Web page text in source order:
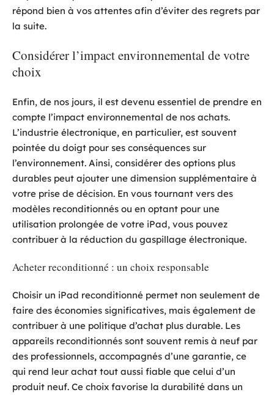
répond bien à vos attentes afin d’éviter des regrets par
la suite.
Considérer l’impact environnemental de votre
choix
Enfin, de nos jours, il est devenu essentiel de prendre en
compte l’impact environnemental de nos achats.
L’industrie électronique, en particulier, est souvent
pointée du doigt pour ses conséquences sur
l’environnement. Ainsi, considérer des options plus
durables peut ajouter une dimension supplémentaire à
votre prise de décision. En vous tournant vers des
modèles reconditionnés ou en optant pour une
utilisation prolongée de votre iPad, vous pouvez
contribuer à la réduction du gaspillage électronique.
Acheter reconditionné : un choix responsable
Choisir un iPad reconditionné permet non seulement de
faire des économies significatives, mais également de
contribuer à une politique d’achat plus durable. Les
appareils reconditionnés sont souvent remis à neuf par
des professionnels, accompagnés d’une garantie, ce
qui rend leur achat tout aussi fiable que celui d’un
produit neuf. Ce choix favorise la durabilité dans un